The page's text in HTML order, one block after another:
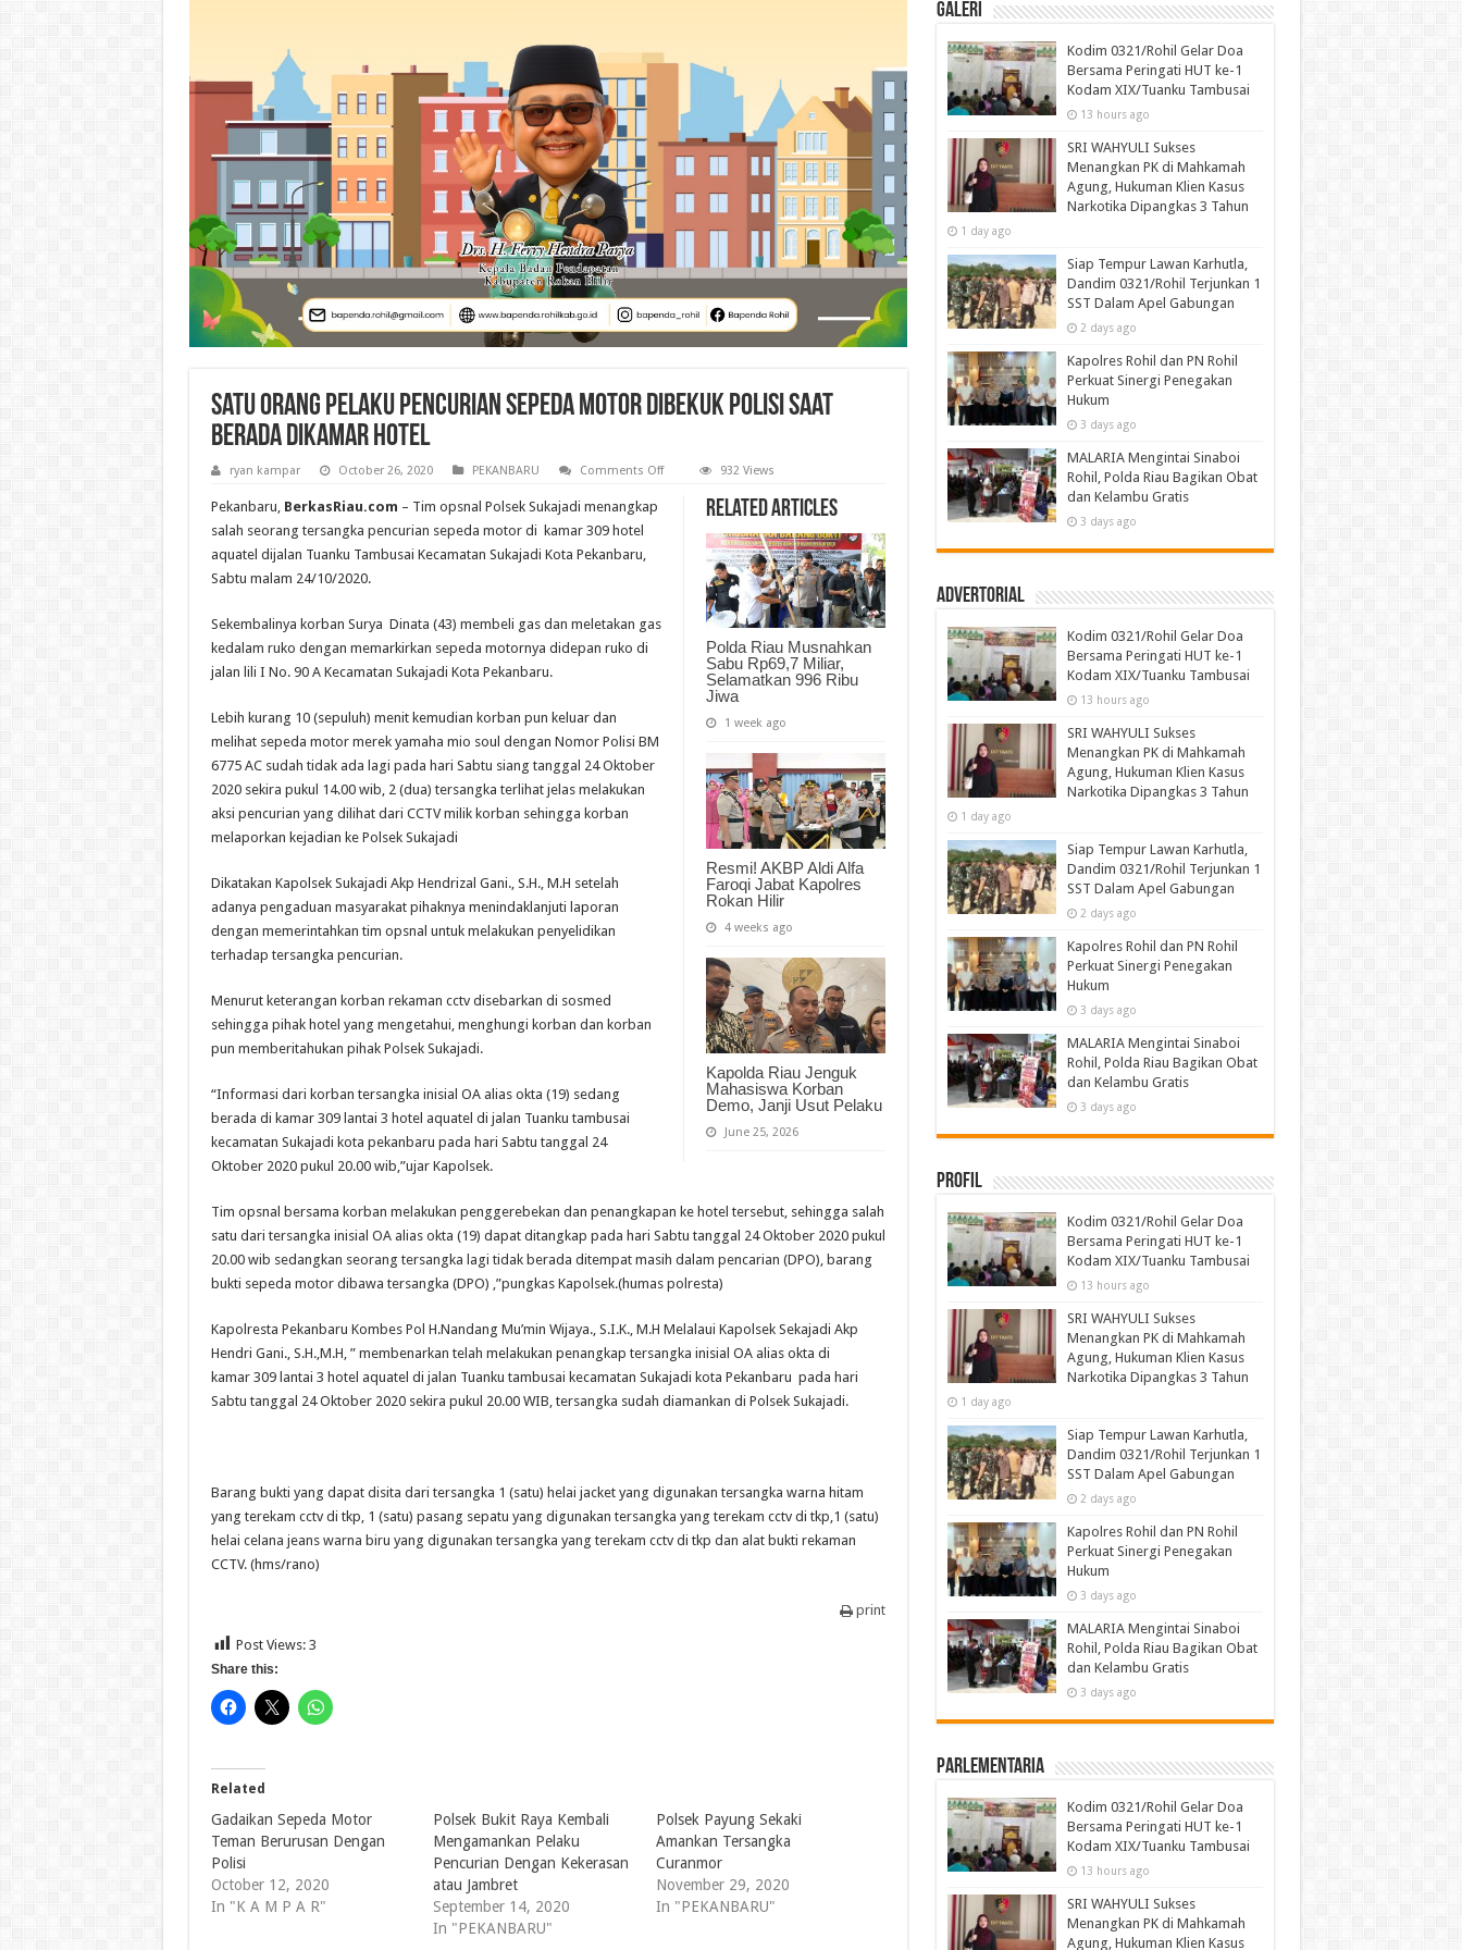
Satu Orang Pelaku Pencurian Sepeda Motor Dibekuk Polisi Saat
Berada Dikamar Hotel
ryan kampar October 26, 2020 PEKANBARU Comments Offon
Dikamar
932 Views
Related Articles
Polda Riau Musnahkan
Sabu Rp69,7 Miliar,
Selamatkan 996 Ribu
Jiwa
1 week ago
Resmi! AKBP Aldi Alfa
Faroqi Jabat Kapolres
Rokan Hilir
4 weeks ago
Kapolda Riau Jenguk
Mahasiswa Korban
Demo, Janji Usut Pelaku
June 25, 2026
Pekanbaru, BerkasRiau.com – Tim opsnal Polsek Sukajadi menangkap
salah seorang tersangka pencurian sepeda motor di kamar 309 hotel
aquatel dijalan Tuanku Tambusai Kecamatan Sukajadi Kota Pekanbaru,
Sabtu malam 24/10/2020.
Sekembalinya korban Surya Dinata (43) membeli gas dan meletakan gas
kedalam ruko dengan memarkirkan sepeda motornya didepan ruko di
jalan lili I No. 90 A Kecamatan Sukajadi Kota Pekanbaru.
Lebih kurang 10 (sepuluh) menit kemudian korban pun keluar dan
melihat sepeda motor merek yamaha mio soul dengan Nomor Polisi BM
6775 AC sudah tidak ada lagi pada hari Sabtu siang tanggal 24 Oktober
2020 sekira pukul 14.00 wib, 2 (dua) tersangka terlihat jelas melakukan
aksi pencurian yang dilihat dari CCTV milik korban sehingga korban
melaporkan kejadian ke Polsek Sukajadi
Dikatakan Kapolsek Sukajadi Akp Hendrizal Gani., S.H., M.H setelah
adanya pengaduan masyarakat pihaknya menindaklanjuti laporan
dengan memerintahkan tim opsnal untuk melakukan penyelidikan
terhadap tersangka pencurian.
Menurut keterangan korban rekaman cctv disebarkan di sosmed
sehingga pihak hotel yang mengetahui, menghungi korban dan korban
pun memberitahukan pihak Polsek Sukajadi.
“Informasi dari korban tersangka inisial OA alias okta (19) sedang
berada di kamar 309 lantai 3 hotel aquatel di jalan Tuanku tambusai
kecamatan Sukajadi kota pekanbaru pada hari Sabtu tanggal 24
Oktober 2020 pukul 20.00 wib,”ujar Kapolsek.
Tim opsnal bersama korban melakukan penggerebekan dan penangkapan ke hotel tersebut, sehingga salah
satu dari tersangka inisial OA alias okta (19) dapat ditangkap pada hari Sabtu tanggal 24 Oktober 2020 pukul
20.00 wib sedangkan seorang tersangka lagi tidak berada ditempat masih dalam pencarian (DPO), barang
bukti sepeda motor dibawa tersangka (DPO) ,”pungkas Kapolsek.(humas polresta)
Kapolresta Pekanbaru Kombes Pol H.Nandang Mu’min Wijaya., S.I.K., M.H Melalaui Kapolsek Sekajadi Akp
Hendri Gani., S.H.,M.H, ” membenarkan telah melakukan penangkap tersangka inisial OA alias okta di
kamar 309 lantai 3 hotel aquatel di jalan Tuanku tambusai kecamatan Sukajadi kota Pekanbaru pada hari
Sabtu tanggal 24 Oktober 2020 sekira pukul 20.00 WIB, tersangka sudah diamankan di Polsek Sukajadi.
Barang bukti yang dapat disita dari tersangka 1 (satu) helai jacket yang digunakan tersangka warna hitam
yang terekam cctv di tkp, 1 (satu) pasang sepatu yang digunakan tersangka yang terekam cctv di tkp,1 (satu)
helai celana jeans warna biru yang digunakan tersangka yang terekam cctv di tkp dan alat bukti rekaman
CCTV. (hms/rano)
print
Post Views: 3
Share this:
Related
Gadaikan Sepeda Motor
Teman Berurusan Dengan
Polisi
October 12, 2020
In "K A M P A R"
Polsek Bukit Raya Kembali
Mengamankan Pelaku
Pencurian Dengan Kekerasan
atau Jambret
September 14, 2020
In "PEKANBARU"
Polsek Payung Sekaki
Amankan Tersangka
Curanmor
November 29, 2020
In "PEKANBARU"
Galeri
Kodim 0321/Rohil Gelar Doa
Bersama Peringati HUT ke-1
Kodam XIX/Tuanku Tambusai
13 hours ago
SRI WAHYULI Sukses
Menangkan PK di Mahkamah
Agung, Hukuman Klien Kasus
Narkotika Dipangkas 3 Tahun
1 day ago
Siap Tempur Lawan Karhutla,
Dandim 0321/Rohil Terjunkan 1
SST Dalam Apel Gabungan
2 days ago
Kapolres Rohil dan PN Rohil
Perkuat Sinergi Penegakan
Hukum
3 days ago
MALARIA Mengintai Sinaboi
Rohil, Polda Riau Bagikan Obat
dan Kelambu Gratis
3 days ago
Advertorial
Kodim 0321/Rohil Gelar Doa
Bersama Peringati HUT ke-1
Kodam XIX/Tuanku Tambusai
13 hours ago
SRI WAHYULI Sukses
Menangkan PK di Mahkamah
Agung, Hukuman Klien Kasus
Narkotika Dipangkas 3 Tahun
1 day ago
Siap Tempur Lawan Karhutla,
Dandim 0321/Rohil Terjunkan 1
SST Dalam Apel Gabungan
2 days ago
Kapolres Rohil dan PN Rohil
Perkuat Sinergi Penegakan
Hukum
3 days ago
MALARIA Mengintai Sinaboi
Rohil, Polda Riau Bagikan Obat
dan Kelambu Gratis
3 days ago
Profil
Kodim 0321/Rohil Gelar Doa
Bersama Peringati HUT ke-1
Kodam XIX/Tuanku Tambusai
13 hours ago
SRI WAHYULI Sukses
Menangkan PK di Mahkamah
Agung, Hukuman Klien Kasus
Narkotika Dipangkas 3 Tahun
1 day ago
Siap Tempur Lawan Karhutla,
Dandim 0321/Rohil Terjunkan 1
SST Dalam Apel Gabungan
2 days ago
Kapolres Rohil dan PN Rohil
Perkuat Sinergi Penegakan
Hukum
3 days ago
MALARIA Mengintai Sinaboi
Rohil, Polda Riau Bagikan Obat
dan Kelambu Gratis
3 days ago
Parlementaria
Kodim 0321/Rohil Gelar Doa
Bersama Peringati HUT ke-1
Kodam XIX/Tuanku Tambusai
13 hours ago
SRI WAHYULI Sukses
Menangkan PK di Mahkamah
Agung, Hukuman Klien Kasus